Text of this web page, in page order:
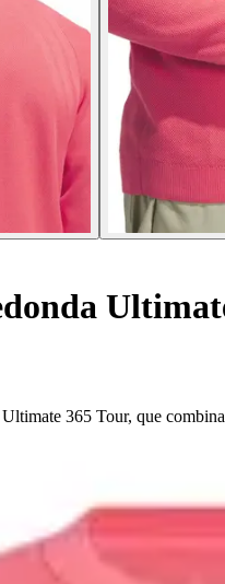
365 Tour, que